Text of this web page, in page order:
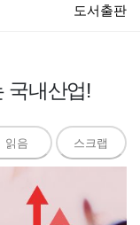
도서출판
국내산업!
읽음
스크랩